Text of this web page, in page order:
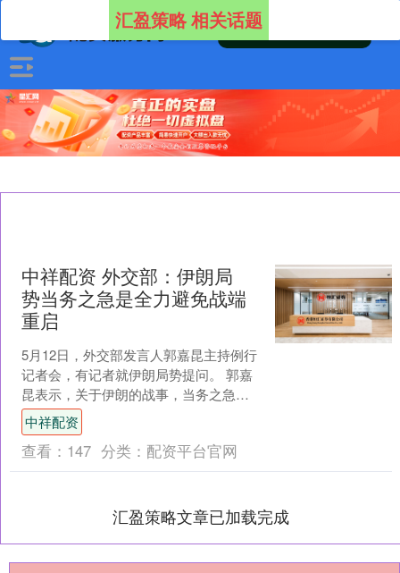
汇盈策略 相关话题
中祥配资 外交部：伊朗局
势当务之急是全力避免战端
重启
5月12日，外交部发言人郭嘉昆主持例行
记者会，有记者就伊朗局势提问。 郭嘉
昆表示，关于伊朗的战事，当务之急是
全力避免战端重启，而不是恶意关联抹
黑中国。 （总台央....
中祥配资
查看： 147 分类： 配资平台官网
汇盈策略文章已加载完成